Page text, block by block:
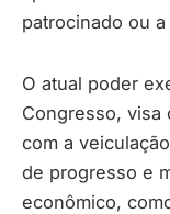
patrocinado ou
O atual poder
Congresso, visa
com a
de progresso e
econômico,